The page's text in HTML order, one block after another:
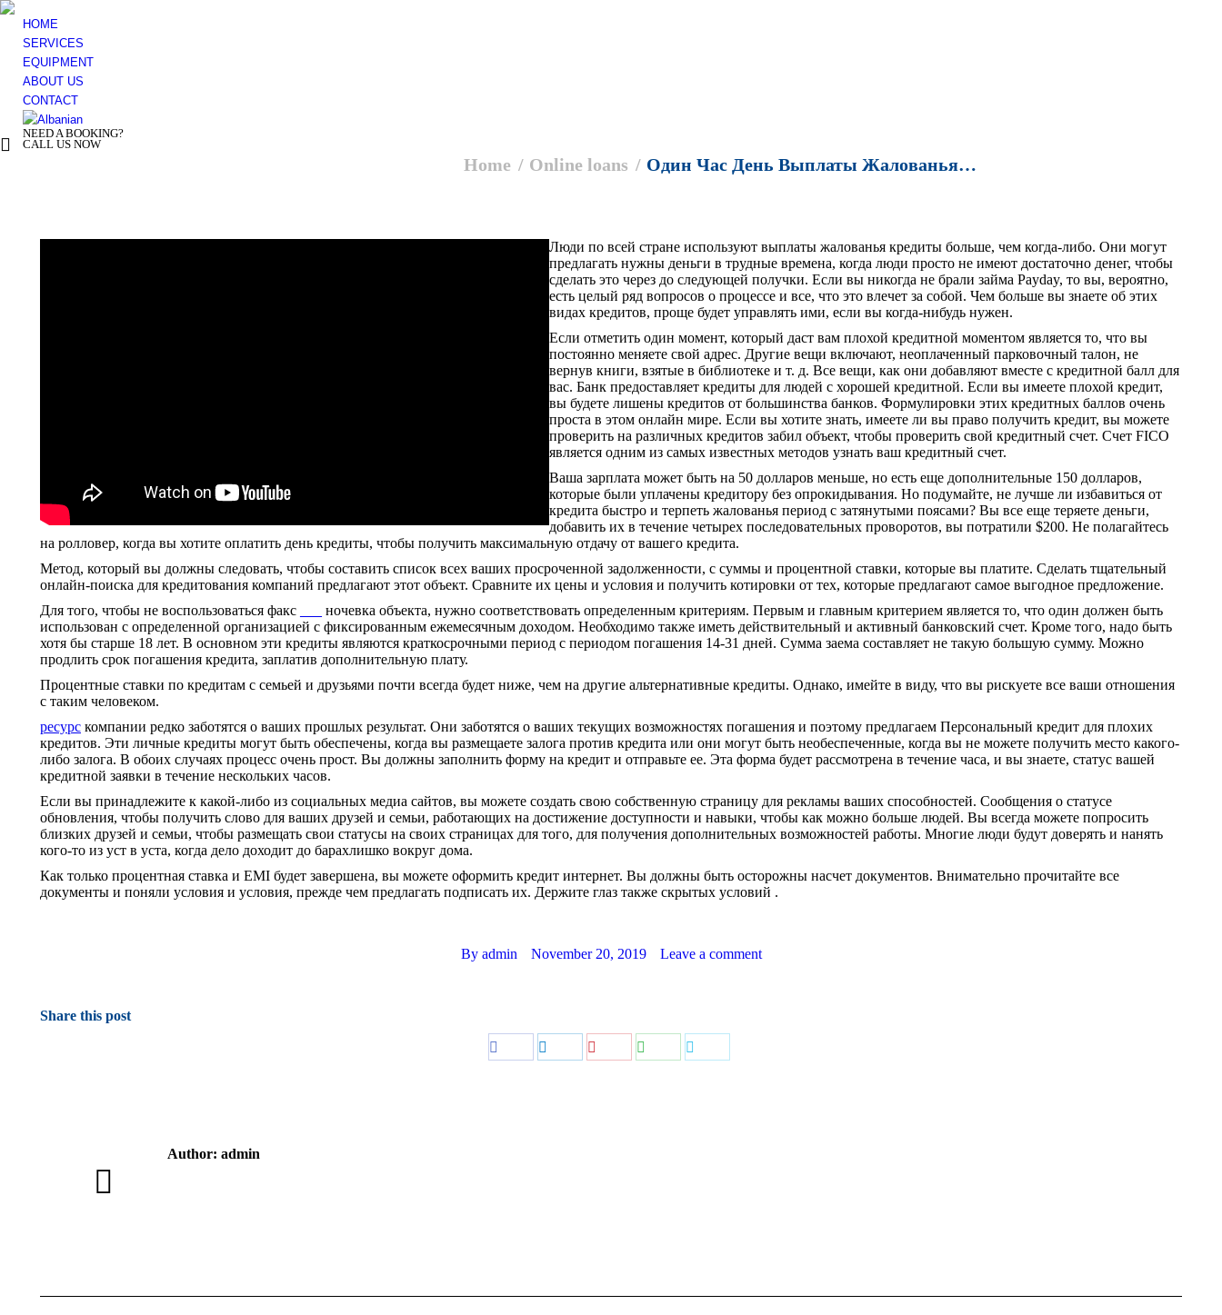
HOME
SERVICES
EQUIPMENT
ABOUT US
CONTACT
NEED A BOOKING?
CALL US NOW
Home Online loans Один Час День Выплаты Жалованья…
Люди по всей стране используют выплаты жалованья кредиты больше, чем когда-либо. Они могут
предлагать нужны деньги в трудные времена, когда люди просто не имеют достаточно денег, чтобы
сделать это через до следующей получки. Если вы никогда не брали займа Payday, то вы, вероятно,
есть целый ряд вопросов о процессе и все, что это влечет за собой. Чем больше вы знаете об этих
видах кредитов, проще будет управлять ими, если вы когда-нибудь нужен.
Если отметить один момент, который даст вам плохой кредитной моментом является то, что вы
постоянно меняете свой адрес. Другие вещи включают, неоплаченный парковочный талон, не
вернув книги, взятые в библиотеке и т. д. Все вещи, как они добавляют вместе с кредитной балл для
вас. Банк предоставляет кредиты для людей с хорошей кредитной. Если вы имеете плохой кредит,
вы будете лишены кредитов от большинства банков. Формулировки этих кредитных баллов очень
проста в этом онлайн мире. Если вы хотите знать, имеете ли вы право получить кредит, вы можете
проверить на различных кредитов забил объект, чтобы проверить свой кредитный счет. Счет FICO
является одним из самых известных методов узнать ваш кредитный счет.
Ваша зарплата может быть на 50 долларов меньше, но есть еще дополнительные 150 долларов,
которые были уплачены кредитору без опрокидывания. Но подумайте, не лучше ли избавиться от
кредита быстро и терпеть жалованья период с затянутыми поясами? Вы все еще теряете деньги,
добавить их в течение четырех последовательных проворотов, вы потратили $200. Не полагайтесь
на ролловер, когда вы хотите оплатить день кредиты, чтобы получить максимальную отдачу от вашего кредита.
Метод, который вы должны следовать, чтобы составить список всех ваших просроченной задолженности, с суммы и процентной ставки, которые вы платите. Сделать тщательный
онлайн-поиска для кредитования компаний предлагают этот объект. Сравните их цены и условия и получить котировки от тех, которые предлагают самое выгодное предложение.
Для того, чтобы не воспользоваться факс
ночевка объекта, нужно соответствовать определенным критериям. Первым и главным критерием является то, что один должен быть
использован с определенной организацией с фиксированным ежемесячным доходом. Необходимо также иметь действительный и активный банковский счет. Кроме того, надо быть
хотя бы старше 18 лет. В основном эти кредиты являются краткосрочными период с периодом погашения 14-31 дней. Сумма заема составляет не такую большую сумму. Можно
продлить срок погашения кредита, заплатив дополнительную плату.
Процентные ставки по кредитам с семьей и друзьями почти всегда будет ниже, чем на другие альтернативные кредиты. Однако, имейте в виду, что вы рискуете все ваши отношения
с таким человеком.
ресурс компании редко заботятся о ваших прошлых результат. Они заботятся о ваших текущих возможностях погашения и поэтому предлагаем Персональный кредит для плохих
кредитов. Эти личные кредиты могут быть обеспечены, когда вы размещаете залога против кредита или они могут быть необеспеченные, когда вы не можете получить место какого-
либо залога. В обоих случаях процесс очень прост. Вы должны заполнить форму на кредит и отправьте ее. Эта форма будет рассмотрена в течение часа, и вы знаете, статус вашей
кредитной заявки в течение нескольких часов.
Если вы принадлежите к какой-либо из социальных медиа сайтов, вы можете создать свою собственную страницу для рекламы ваших способностей. Сообщения о статусе
обновления, чтобы получить слово для ваших друзей и семьи, работающих на достижение доступности и навыки, чтобы как можно больше людей. Вы всегда можете попросить
близких друзей и семьи, чтобы размещать свои статусы на своих страницах для того, для получения дополнительных возможностей работы. Многие люди будут доверять и нанять
кого-то из уст в уста, когда дело доходит до барахлишко вокруг дома.
Как только процентная ставка и EMI будет завершена, вы можете оформить кредит интернет. Вы должны быть осторожны насчет документов. Внимательно прочитайте все
документы и поняли условия и условия, прежде чем предлагать подписать их. Держите глаз также скрытых условий .
By admin November 20, 2019 Leave a comment
Share this post
Author: admin